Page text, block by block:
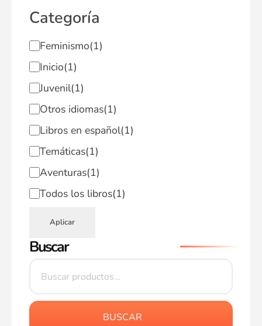
Categoría
Feminismo(1)
Inicio(1)
Juvenil(1)
Otros idiomas(1)
Libros en español(1)
Temáticas(1)
Aventuras(1)
Todos los libros(1)
Aplicar
Buscar
BUSCAR